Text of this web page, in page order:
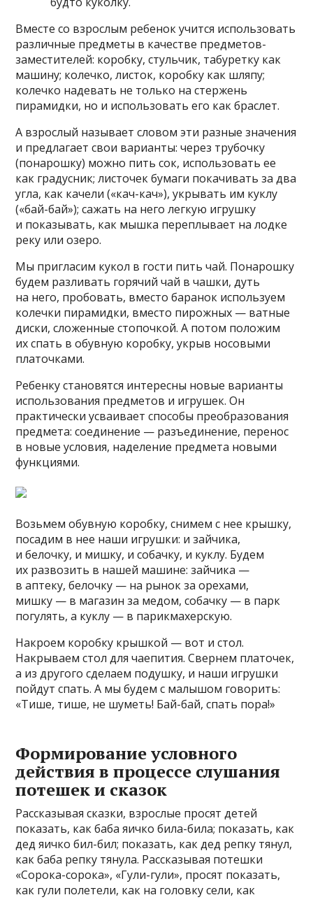
Вместе со взрослым ребенок учится использовать
различные предметы в качестве предметов-
заместителей: коробку, стульчик, табуретку как
машину; колечко, листок, коробку как шляпу;
колечко надевать не только на стержень
пирамидки, но и использовать его как браслет.
А взрослый называет словом эти разные значения
и предлагает свои варианты: через трубочку
(понарошку) можно пить сок, использовать ее
как градусник; листочек бумаги покачивать за два
угла, как качели («кач-кач»), укрывать им куклу
(«бай-бай»); сажать на него легкую игрушку
и показывать, как мышка переплывает на лодке
реку или озеро.
Мы пригласим кукол в гости пить чай. Понарошку
будем разливать горячий чай в чашки, дуть
на него, пробовать, вместо баранок используем
колечки пирамидки, вместо пирожных — ватные
диски, сложенные стопочкой. А потом положим
их спать в обувную коробку, укрыв носовыми
платочками.
Ребенку становятся интересны новые варианты
использования предметов и игрушек. Он
практически усваивает способы преобразования
предмета: соединение — разъединение, перенос
в новые условия, наделение предмета новыми
функциями.
Возьмем обувную коробку, снимем с нее крышку,
посадим в нее наши игрушки: и зайчика,
и белочку, и мишку, и собачку, и куклу. Будем
их развозить в нашей машине: зайчика —
в аптеку, белочку — на рынок за орехами,
мишку — в магазин за медом, собачку — в парк
погулять, а куклу — в парикмахерскую.
Накроем коробку крышкой — вот и стол.
Накрываем стол для чаепития. Свернем платочек,
а из другого сделаем подушку, и наши игрушки
пойдут спать. А мы будем с малышом говорить:
«Тише, тише, не шуметь! Бай-бай, спать пора!»
Формирование условного
действия в процессе слушания
потешек и сказок
Рассказывая сказки, взрослые просят детей
показать, как баба яичко била-била; показать, как
дед яичко бил-бил; показать, как дед репку тянул,
как баба репку тянула. Рассказывая потешки
«Сорока-сорока», «Гули-гули», просят показать,
как гули полетели, как на головку сели, как